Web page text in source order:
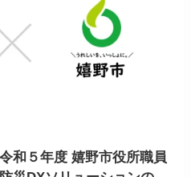
和５年度 嬉野市役所職員